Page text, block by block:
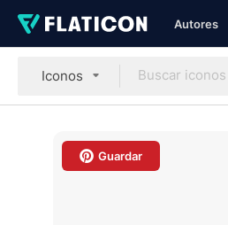
Autores
Iconos
Guardar